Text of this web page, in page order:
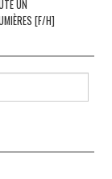
UN
[F/H]